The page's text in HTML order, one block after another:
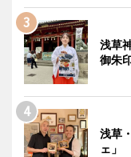
浅草
御朱
浅草
ェ」